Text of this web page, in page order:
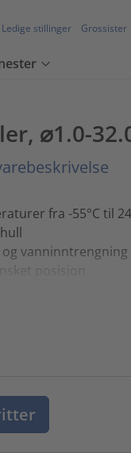
Ledige stillinger Grossister
⌀1.0-
fra -55°C til
vanninntrengning
posisjon